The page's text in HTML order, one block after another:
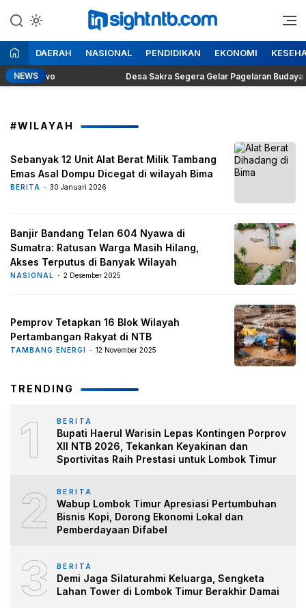
ke
konten
Insight NTB
Berita Seputar NTB
DAERAH NASIONAL PENDIDIKAN EKONOMI
NEWS
Prabowo Desa Sakra Segera Gelar Pagelaran Budaya
#WILAYAH
Sebanyak 12 Unit Alat Berat Milik Tambang
Emas Asal Dompu Dicegat di wilayah Bima
BERITA 30 Januari 2026
Banjir Bandang Telan 604 Nyawa di
Sumatra: Ratusan Warga Masih Hilang,
Akses Terputus di Banyak Wilayah
NASIONAL 2 Desember 2025
Pemprov Tetapkan 16 Blok Wilayah
Pertambangan Rakyat di NTB
TAMBANG ENERGI 12 November 2025
TRENDING
1 BERITA
Bupati Haerul Warisin Lepas Kontingen Porprov
XII NTB 2026, Tekankan Keyakinan dan
Sportivitas Raih Prestasi untuk Lombok Timur
2 BERITA
Wabup Lombok Timur Apresiasi Pertumbuhan
Bisnis Kopi, Dorong Ekonomi Lokal dan
Pemberdayaan Difabel
3 BERITA
Demi Jaga Silaturahmi Keluarga, Sengketa
Lahan Tower di Lombok Timur Berakhir Damai